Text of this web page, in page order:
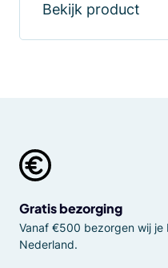
Bekijk product
Gratis bezorging
Vanaf €500 bezorgen wij je
Nederland.